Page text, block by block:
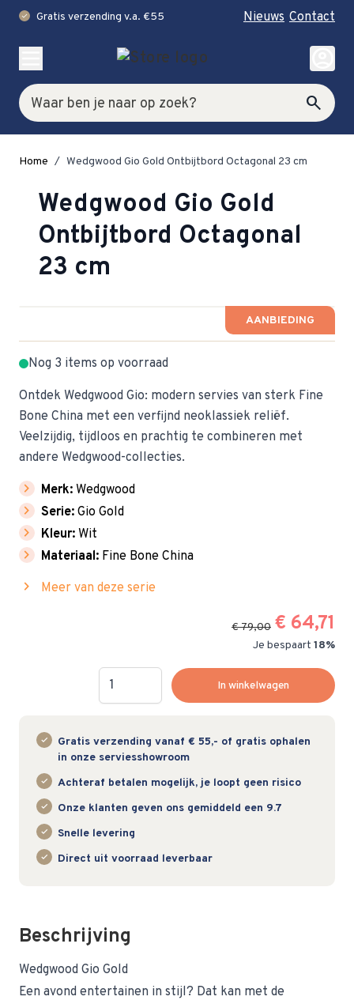
check Gratis verzending v.a. €55 Nieuws Contact
Zoek search
account_circle
Home / Wedgwood Gio Gold Ontbijtbord Octagonal 23 cm
Wedgwood Gio Gold
Ontbijtbord Octagonal
23 cm
AANBIEDING
Nog 3 items op voorraad
Ontdek Wedgwood Gio: modern servies van sterk Fine
Bone China met een verfijnd neoklassiek reliëf.
Veelzijdig, tijdloos en prachtig te combineren met
andere Wedgwood-collecties.
chevron_right Merk: Wedgwood
chevron_right Serie: Gio Gold
chevron_right Kleur: Wit
chevron_right Materiaal: Fine Bone China
chevron_right Meer van deze serie
€ 79,00 € 64,71
Je bespaart 18%
Hoeveelheid
In winkelwagen
Gratis verzending vanaf € 55,- of gratis ophalen
in onze serviesshowroom
Achteraf betalen mogelijk, je loopt geen risico
Onze klanten geven ons gemiddeld een 9.7
Snelle levering
Direct uit voorraad leverbaar
Beschrijving
Wedgwood Gio Gold
Een avond entertainen in stijl? Dat kan met de